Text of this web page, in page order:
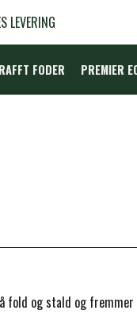
LEVERING
FODER PREMIER
fold og stald og